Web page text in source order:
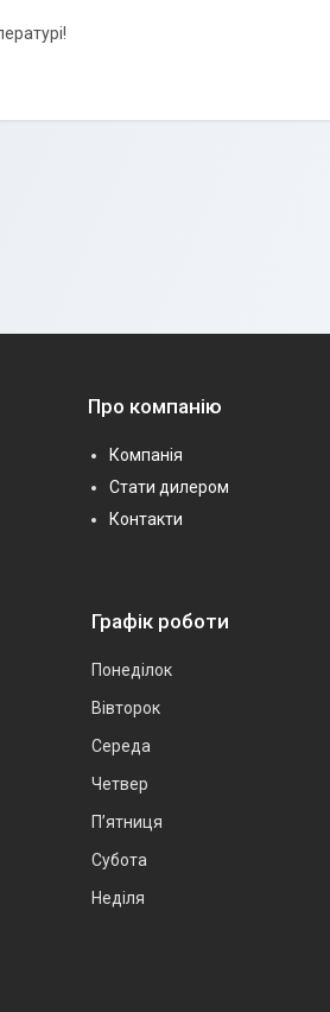
Про компанію
Компанія
Стати дилером
Контакти
Графік роботи
Понеділок
Вівторок
Середа
Четвер
Пʼятниця
Субота
Неділя